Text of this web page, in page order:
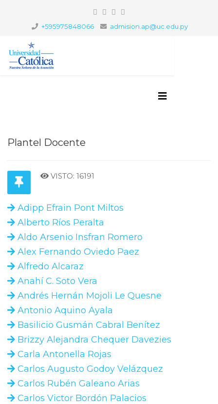
+595975848066 admision.ap@uc.edu.py
Plantel Docente
VISTO: 16191
Adipp Efrain Pont Miltos
Alberto Ríos Peralta
Aldo Arsenio Insfran Romero
Alex Fernando Oviedo Paez
Alfredo Alcaraz
Anahí C. Soto Vera
Andrés Hernán Mojoli Le Quesne
Antonio Aquino Ayala
Basilicio Gusmán Cabral Benítez
Brizzy Alejandra Chequer Davezies
Carla Antonella Rojas
Carlos Augusto Godoy Velázquez
Carlos Rubén Galeano Arias
Carlos Victor Bordón Palacios